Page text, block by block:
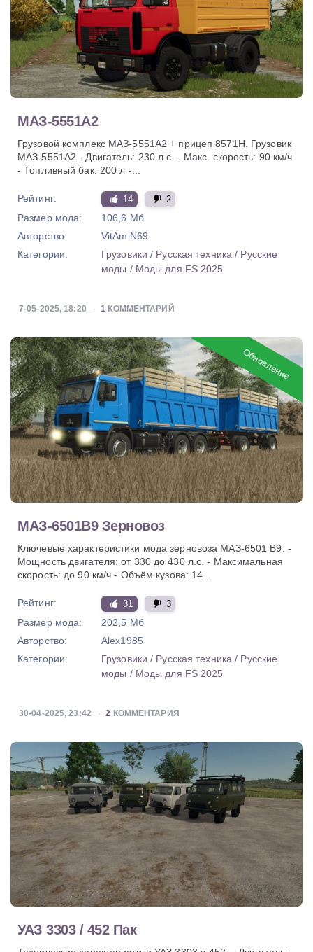
МАЗ-5551А2
Грузовой комплекс МАЗ-5551А2 + прицеп 8571Н. Грузовик
МАЗ-5551А2 - Двигатель: 230 л.с. - Макс. скорость: 90 км/ч
- Топливный бак: 200 л -...
Рейтинг: 14 2
Размер мода:
106,6 Мб
Авторство:
VitAmiN69
Категории:
Грузовики / Русская техника / Русские
моды / Моды для FS 2025
7-05-2025, 18:20 1 КОММЕНТАРИЙ
Обновление
МАЗ-6501В9 Зерновоз
Ключевые характеристики мода зерновоза МАЗ-6501 В9: -
Мощность двигателя: от 330 до 430 л.с. - Максимальная
скорость: до 90 км/ч - Объём кузова: 14...
Рейтинг: 31 3
Размер мода:
202,5 Мб
Авторство:
Alex1985
Категории:
Грузовики / Русская техника / Русские
моды / Моды для FS 2025
30-04-2025, 23:42 2 КОММЕНТАРИЯ
УАЗ 3303 / 452 Пак